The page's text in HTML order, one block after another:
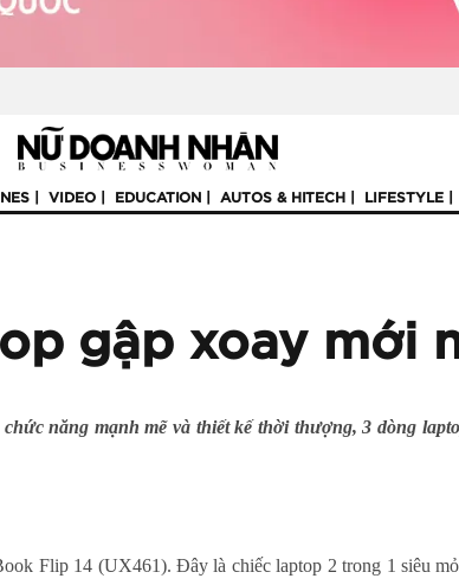
VIDEO EDUCATION AUTOS & HITECH LIFESTYLE
gập xoay mới
năng mạnh mẽ và thiết kế thời thượng, 3 dòng
Flip 14 (UX461). Đây là chiếc laptop 2 trong 1 siêu